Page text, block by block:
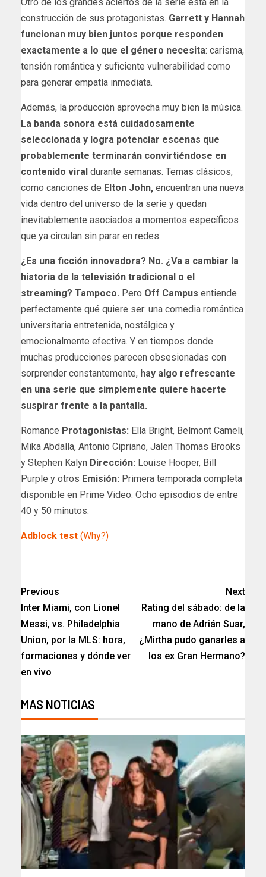
construcción de sus protagonistas. Garrett y Hannah
funcionan muy bien juntos porque responden
exactamente a lo que el género necesita: carisma,
tensión romántica y suficiente vulnerabilidad como
para generar empatía inmediata.
Además, la producción aprovecha muy bien la música.
La banda sonora está cuidadosamente
seleccionada y logra potenciar escenas que
probablemente terminarán convirtiéndose en
contenido viral durante semanas. Temas clásicos,
como canciones de Elton John, encuentran una nueva
vida dentro del universo de la serie y quedan
inevitablemente asociados a momentos específicos
que ya circulan sin parar en redes.
¿Es una ficción innovadora? No. ¿Va a cambiar la
historia de la televisión tradicional o el
streaming? Tampoco. Pero Off Campus entiende
perfectamente qué quiere ser: una comedia romántica
universitaria entretenida, nostálgica y
emocionalmente efectiva. Y en tiempos donde
muchas producciones parecen obsesionadas con
sorprender constantemente, hay algo refrescante
en una serie que simplemente quiere hacerte
suspirar frente a la pantalla.
Romance Protagonistas: Ella Bright, Belmont Cameli,
Mika Abdalla, Antonio Cipriano, Jalen Thomas Brooks
y Stephen Kalyn Dirección: Louise Hooper, Bill
Purple y otros Emisión: Primera temporada completa
disponible en Prime Video. Ocho episodios de entre
40 y 50 minutos.
Adblock test (Why?)
Previous
Inter Miami, con Lionel
Messi, vs. Philadelphia
Union, por la MLS: hora,
formaciones y dónde ver
en vivo
Next
Rating del sábado: de la
mano de Adrián Suar,
¿Mirtha pudo ganarles a
los ex Gran Hermano?
MAS NOTICIAS